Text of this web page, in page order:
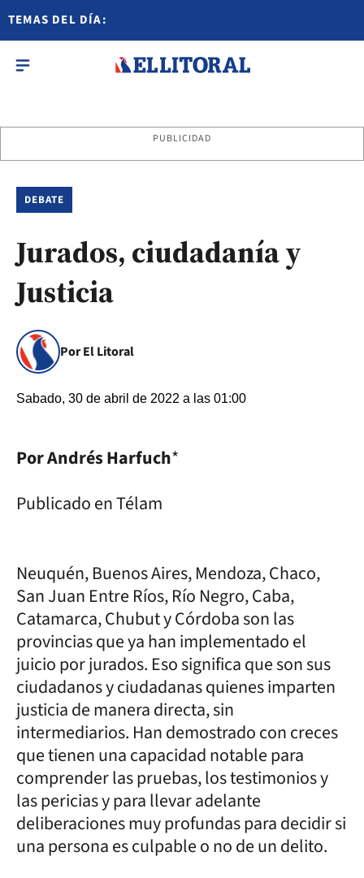
TEMAS DEL DÍA:
PUBLICIDAD
DEBATE
Jurados, ciudadanía y
Justicia
Por El Litoral
Sabado, 30 de abril de 2022 a las 01:00
Por Andrés Harfuch*
Publicado en Télam
Neuquén, Buenos Aires, Mendoza, Chaco,
San Juan Entre Ríos, Río Negro, Caba,
Catamarca, Chubut y Córdoba son las
provincias que ya han implementado el
juicio por jurados. Eso significa que son sus
ciudadanos y ciudadanas quienes imparten
justicia de manera directa, sin
intermediarios. Han demostrado con creces
que tienen una capacidad notable para
comprender las pruebas, los testimonios y
las pericias y para llevar adelante
deliberaciones muy profundas para decidir si
una persona es culpable o no de un delito.